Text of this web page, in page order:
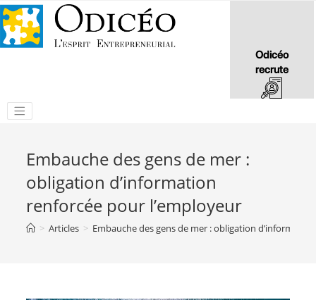
Odicéo
recrute
Embauche des gens de mer :
obligation d’information
renforcée pour l’employeur
> Articles > Embauche des gens de mer : obligation